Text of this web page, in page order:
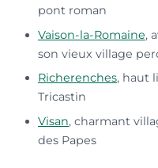
pont roman
Vaison-la-Romaine,
son vieux village
Richerenches, haut
Tricastin
Visan, charmant
des Papes